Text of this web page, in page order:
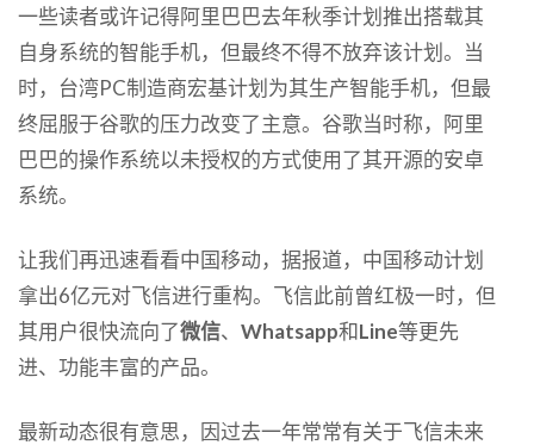
一些读者或许记得阿里巴巴去年秋季计划推出搭载其
自身系统的智能手机，但最终不得不放弃该计划。当
时，台湾PC制造商宏基计划为其生产智能手机，但最
终屈服于谷歌的压力改变了主意。谷歌当时称，阿里
巴巴的操作系统以未授权的方式使用了其开源的安卓
系统。
让我们再迅速看看中国移动，据报道，中国移动计划
拿出6亿元对飞信进行重构。飞信此前曾红极一时，但
其用户很快流向了微信、 Whatsapp和Line等更先
进、功能丰富的产品。
最新动态很有意思，因过去一年常常有关于飞信未来